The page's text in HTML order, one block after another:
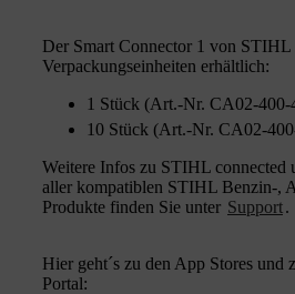
Der Smart Connector 1 von STIHL
Verpackungseinheiten erhältlich:
1 Stück (Art.-Nr. CA02-400-
10 Stück (Art.-Nr. CA02-
Weitere Infos zu STIHL connected
aller kompatiblen STIHL Benzin-,
Produkte finden Sie unter Support.
Hier geht´s zu den App Stores und
Portal: